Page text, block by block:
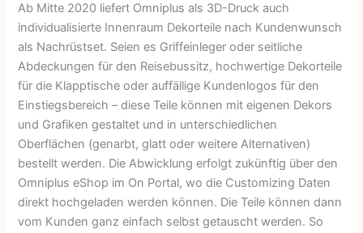
Ab Mitte 2020 liefert Omniplus als 3D-Druck auch
individualisierte Innen­raum Dekorteile nach Kundenwunsch
als Nachrüstset. Seien es Griff­einleger oder seitliche
Abdeckungen für den Reisebussitz, hochwertige Dekorteile
für die Klapptische oder auffällige Kundenlogos für den
Einstiegsbereich – diese Teile können mit eigenen Dekors
und Grafiken gestaltet und in unterschiedlichen
Oberflächen (genarbt, glatt oder weitere Alternativen)
bestellt werden. Die Abwicklung erfolgt zukünftig über den
Omniplus eShop im On Portal, wo die Customizing Daten
direkt hochgeladen werden können. Die Teile können dann
vom Kunden ganz einfach selbst getauscht werden. So